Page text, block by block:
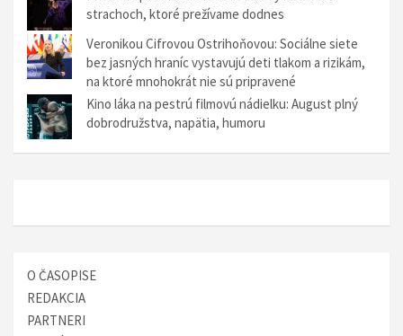
u
strachoch, ktoré prežívame dodnes
Veronikou Cifrovou Ostrihoňovou: Sociálne siete
bez jasných hraníc vystavujú deti tlakom a rizikám,
na ktoré mnohokrát nie sú pripravené
Kino láka na pestrú filmovú nádielku: August plný
dobrodružstva, napätia, humoru
O ČASOPISE
REDAKCIA
PARTNERI